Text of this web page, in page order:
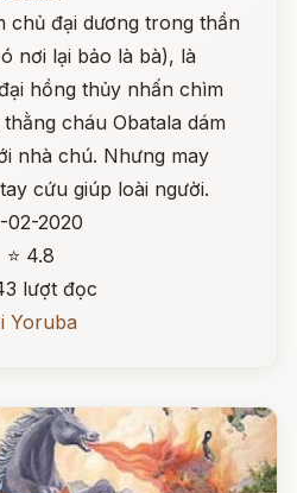
chủ đại dương trong thần
nơi lại bảo là bà), là
hồng thủy nhấn chìm
cháu Obatala dám
nhà chú. Nhưng may
cứu giúp loài người.
02-2020
⭐ 4.8
lượt đọc
Yoruba